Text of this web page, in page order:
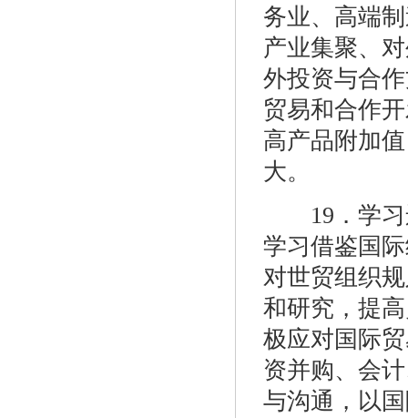
务业、高端
产业集聚、
外投资与合
贸易和合作
高产品附加
大。
19．学习
学习借鉴国
对世贸组织
和研究，提
极应对国际
资并购、会
与沟通，以